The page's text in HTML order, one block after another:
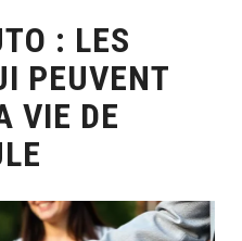
: LES
PEUVENT
VIE DE